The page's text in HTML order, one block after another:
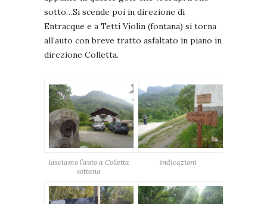
sotto…Si scende poi in direzione di
Entracque e a Tetti Violin (fontana) si torna
all’auto con breve tratto asfaltato in piano in
direzione Colletta.
lasciamo l’auto a Colletta
sottana
indicazioni